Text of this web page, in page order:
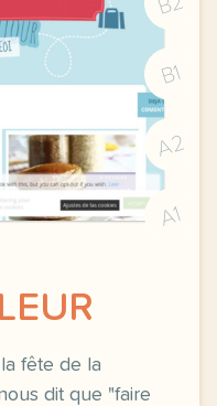
B1
A2
A1
fête de la
dit que "faire